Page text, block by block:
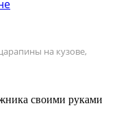
на кузове,
своими руками